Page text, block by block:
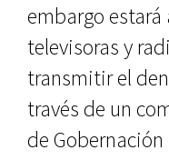
embargo
televisoras y
transmitir el
través de un
de Gobernación